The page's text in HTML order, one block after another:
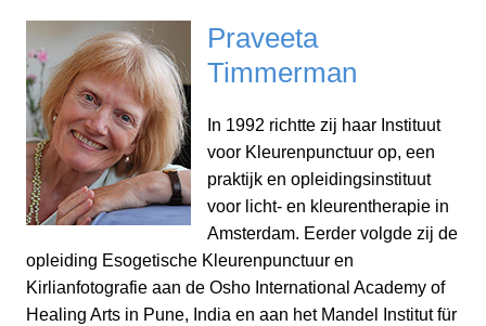
Praveeta
Timmerman
In 1992 richtte zij haar Instituut
voor Kleurenpunctuur op, een
praktijk en opleidingsinstituut
voor licht- en kleurentherapie in
Amsterdam. Eerder volgde zij de
opleiding Esogetische Kleurenpunctuur en
Kirlianfotografie aan de Osho International Academy of
Healing Arts in Pune, India en aan het Mandel Institut für